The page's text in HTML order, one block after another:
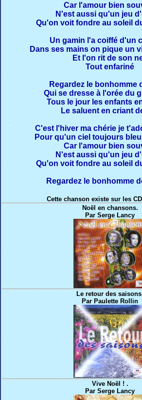
Car l'amour bien
N'est aussi qu'un jeu
Qu'on voit fondre au soleil
Un gamin l'a coiffé d'un
Dans ses mains on pique un
Et l'on rit de son
Tout enfariné
Regardez le bonhomme
Qui se dresse à l'orée du
Tous le jour les enfants
Le saluent en criant
C'est l'hiver ma chérie je
Pour qu'un ciel toujours
Car l'amour bien
N'est aussi qu'un jeu
Qu'on voit fondre au soleil
Regardez le bonhomme
Cette chanson existe sur les
Noël en chansons.
Par Serge Lancy
Le retour des
Par Paulette Rollin
Vive Noël ! .
Par Serge Lancy